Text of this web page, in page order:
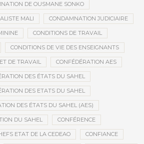
DE OUSMANE SONKO
MALI CONDAMNATION JUDICIAIRE
CONDITIONS DE TRAVAIL
CONDITIONS DE VIE DES ENSEIGNANTS
DE TRAVAIL CONFÉDÉRATION AES
DES ÉTATS DU SAHEL
DES ETATS DU SAHEL
DES ÉTATS DU SAHEL (AES)
DU SAHEL CONFÉRENCE
ETAT DE LA CEDEAO CONFIANCE